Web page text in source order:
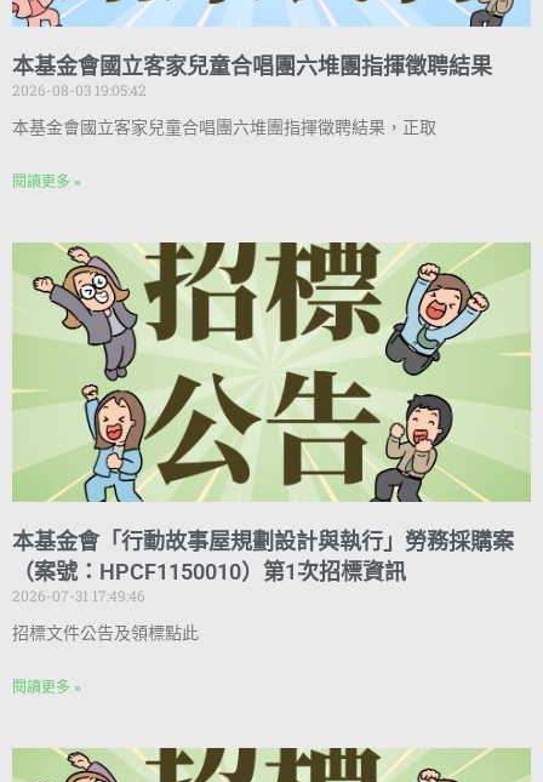
本基金會國立客家兒童合唱團六堆團指揮徵聘結果
2026-08-03 19:05:42
本基金會國立客家兒童合唱團六堆團指揮徵聘結果，正取
閱讀更多 »
本基金會「行動故事屋規劃設計與執行」勞務採購案
（案號：HPCF1150010）第1次招標資訊
2026-07-31 17:49:46
招標文件公告及領標點此
閱讀更多 »